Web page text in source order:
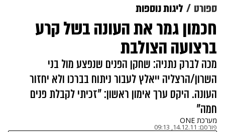
ספורט ליגות נוספות
חכמון גמר את העונה בשל קרע
ברצועה הצולבת
מכה לברק נתניה: שחקן הפנים שנפצע מול בני
השרון/הרצליה ייאלץ לעבור ניתוח בברכו ולא יחזור
העונה. היקס ערך אימון ראשון: "זכיתי לקבלת פנים
חמה"
מערכת ONE
פורסם: 14.12.11, 09:13